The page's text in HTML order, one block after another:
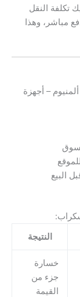
تكلفة النقل
مباشر، وهذا
– أجهزة
البيع
النتيجة
خسارة
جزء من
القيمة